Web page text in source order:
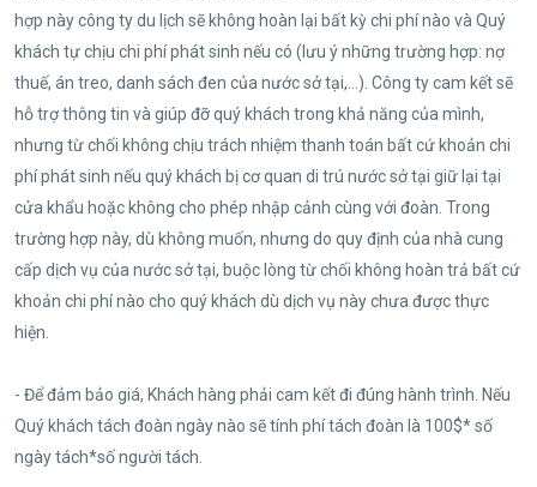
hợp này công ty du lịch sẽ không hoàn lại bất kỳ chi phí nào và Quý
khách tự chịu chi phí phát sinh nếu có (lưu ý những trường hợp: nợ
thuế, án treo, danh sách đen của nước sở tại,...). Công ty cam kết sẽ
hỗ trợ thông tin và giúp đỡ quý khách trong khả năng của mình,
nhưng từ chối không chịu trách nhiệm thanh toán bất cứ khoản chi
phí phát sinh nếu quý khách bị cơ quan di trú nước sở tại giữ lại tại
cửa khẩu hoặc không cho phép nhập cảnh cùng với đoàn. Trong
trường hợp này, dù không muốn, nhưng do quy định của nhà cung
cấp dịch vụ của nước sở tại, buộc lòng từ chối không hoàn trả bất cứ
khoản chi phí nào cho quý khách dù dịch vụ này chưa được thực
hiện.
- Để đảm bảo giá, Khách hàng phải cam kết đi đúng hành trình. Nếu
Quý khách tách đoàn ngày nào sẽ tính phí tách đoàn là 100$* số
ngày tách*số người tách.